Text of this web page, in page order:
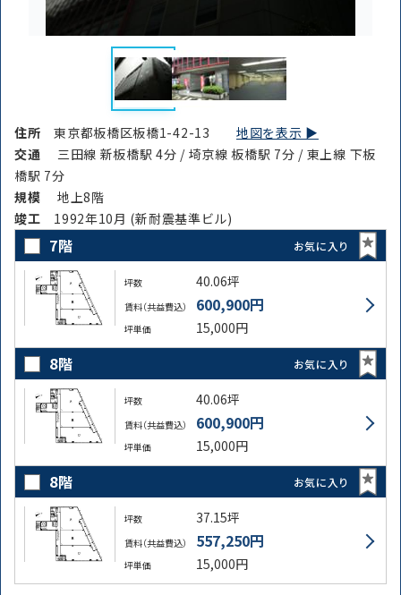
住所東京都板橋区板橋1-42-13地図を表示 ▶︎
交通
三田線 新板橋駅 4分 / 埼京線 板橋駅 7分 / 東上線 下板
橋駅 7分
規模
地上8階
竣⼯ 1992年10月 (新耐震基準ビル)
7階 お気に入り
坪数 40.06坪
賃料（共益費込） 600,900円
坪単価 15,000円
8階 お気に入り
坪数 40.06坪
賃料（共益費込） 600,900円
坪単価 15,000円
8階 お気に入り
坪数 37.15坪
賃料（共益費込） 557,250円
坪単価 15,000円